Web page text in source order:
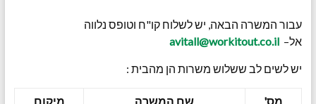
עבור המשרה הבאה, יש לשלוח קו"ח וטופס נלווה
אל– avitall@workitout.co.il
יש לשים לב ששלוש משרות הן מהבית :
מס'
שם המשרה
מיקום